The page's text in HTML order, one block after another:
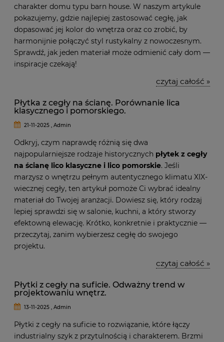
charakter domu typu barn house. W naszym artykule
pokazujemy, gdzie najlepiej zastosować cegłę, jak
dopasować jej kolor do wnętrza oraz co zrobić, by
harmonijnie połączyć styl rustykalny z nowoczesnym.
Sprawdź, jak jeden materiał może odmienić cały dom —
inspiracje czekają!
czytaj całość »
Płytka z cegły na ścianę. Porównanie lica
klasycznego i pomorskiego.
21-11-2025 , Admin
Odkryj, czym naprawdę różnią się dwa
najpopularniejsze rodzaje historycznych płytek z cegły
na ścianę lico klasyczne i lico pomorskie. Jeśli
marzysz o wnętrzu pełnym autentycznego klimatu XIX-
wiecznej cegły, ten artykuł pomoże Ci wybrać idealny
materiał do Twojej aranżacji. Dowiesz się, który rodzaj
lepiej sprawdzi się w salonie, kuchni, a który stworzy
efektowną elewację. Krótko, konkretnie i praktycznie —
przeczytaj, zanim wybierzesz cegłę do swojego
projektu.
czytaj całość »
Płytki z cegły na suficie. Odważny trend w
projektowaniu wnętrz.
13-11-2025 , Admin
Płytki z cegły na suficie to rozwiązanie, które łączy
industrialny szyk z przytulnością i charakterem. Brzmi